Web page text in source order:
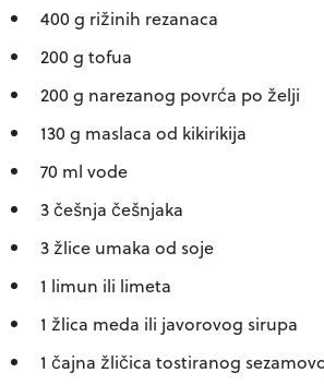
400 g rižinih rezanaca
200 g tofua
200 g narezanog povrća po želji
130 g maslaca od kikirikija
70 ml vode
3 češnja češnjaka
3 žlice umaka od soje
1 limun ili limeta
1 žlica meda ili javorovog sirupa
1 čajna žličica tostiranog